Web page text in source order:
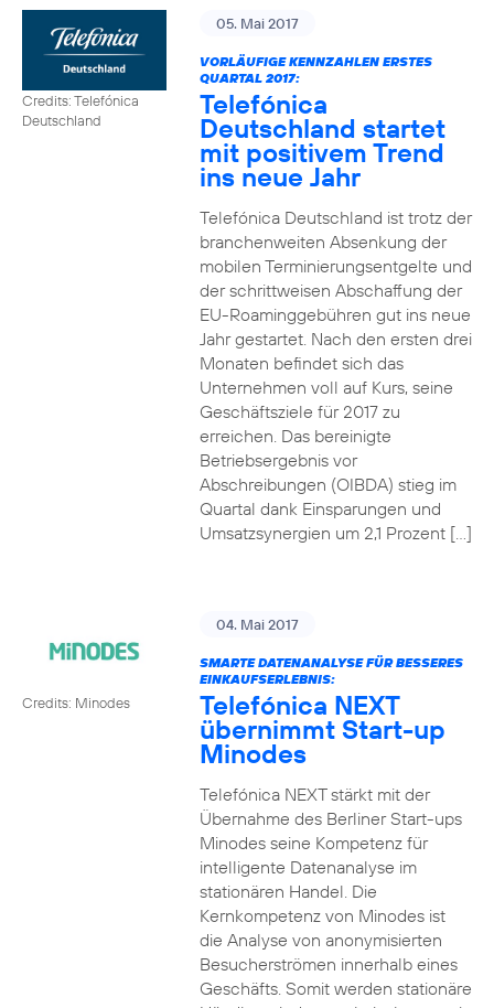
Credits: Telefónica
Deutschland
05. Mai 2017
VORLÄUFIGE KENNZAHLEN ERSTES
QUARTAL 2017:
Telefónica
Deutschland startet
mit positivem Trend
ins neue Jahr
Telefónica Deutschland ist trotz der
branchenweiten Absenkung der
mobilen Terminierungsentgelte und
der schrittweisen Abschaffung der
EU-Roaminggebühren gut ins neue
Jahr gestartet. Nach den ersten drei
Monaten befindet sich das
Unternehmen voll auf Kurs, seine
Geschäftsziele für 2017 zu
erreichen. Das bereinigte
Betriebsergebnis vor
Abschreibungen (OIBDA) stieg im
Quartal dank Einsparungen und
Umsatzsynergien um 2,1 Prozent […]
Credits: Minodes
04. Mai 2017
SMARTE DATENANALYSE FÜR BESSERES
EINKAUFSERLEBNIS:
Telefónica NEXT
übernimmt Start-up
Minodes
Telefónica NEXT stärkt mit der
Übernahme des Berliner Start-ups
Minodes seine Kompetenz für
intelligente Datenanalyse im
stationären Handel. Die
Kernkompetenz von Minodes ist
die Analyse von anonymisierten
Besucherströmen innerhalb eines
Geschäfts. Somit werden stationäre